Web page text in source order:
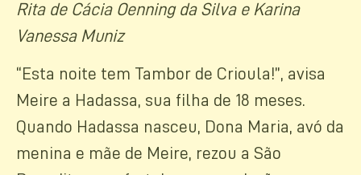
Rita de Cácia Oenning da Silva e Karina
Vanessa Muniz
“Esta noite tem Tambor de Crioula!”, avisa
Meire a Hadassa, sua filha de 18 meses.
Quando Hadassa nasceu, Dona Maria, avó da
menina e mãe de Meire, rezou a São